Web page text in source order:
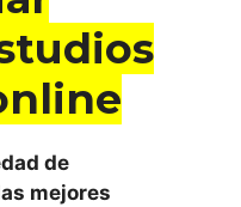
de
mejores